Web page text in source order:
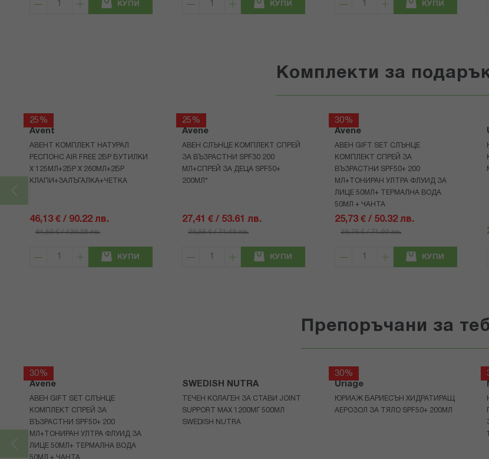
КУПИ КУПИ КУПИ
Комплекти за
25%
Avent
АВЕНТ КОМПЛЕКТ НАТУРАЛ
РЕСПОНС AIR FREE 2БР БУТИЛКИ
Х 125МЛ+2БР Х 260МЛ+2БР
КЛАПИ+ЗАЛЪГАЛКА+ЧЕТКА
46,13 € / 90.22 лв.
61,50 € / 120.28 лв.
КУПИ
25%
Avene
АВЕН СЛЪНЦЕ КОМПЛЕКТ СПРЕЙ
ЗА ВЪЗРАСТНИ SPF30 200
МЛ+СПРЕЙ ЗА ДЕЦА SPF50+
200МЛ*
27,41 € / 53.61 лв.
36,55 € / 71.49 лв.
КУПИ
30%
Avene
АВЕН GIFT SET СЛЪНЦЕ
КОМПЛЕКТ СПРЕЙ ЗА
ВЪЗРАСТНИ SPF50+ 200
МЛ+ТОНИРАН УЛТРА ФЛУИД ЗА
ЛИЦЕ 50МЛ+ ТЕРМАЛНА ВОДА
50МЛ + ЧАНТА
25,73 € / 50.32 лв.
36,76 € / 71.90 лв.
КУПИ
Препоръчани за теб
30%
Avene
АВЕН GIFT SET СЛЪНЦЕ
КОМПЛЕКТ СПРЕЙ ЗА
ВЪЗРАСТНИ SPF50+ 200
МЛ+ТОНИРАН УЛТРА ФЛУИД ЗА
ЛИЦЕ 50МЛ+ ТЕРМАЛНА ВОДА
SWEDISH NUTRA
ТЕЧЕН КОЛАГЕН ЗА СТАВИ JOINT
SUPPORT MAX 1200МГ 500МЛ
SWEDISH NUTRA
30%
Uriage
ЮРИАЖ БАРИЕСЪН ХИДРАТИРАЩ
АЕРОЗОЛ ЗА ТЯЛО SPF50+ 200МЛ